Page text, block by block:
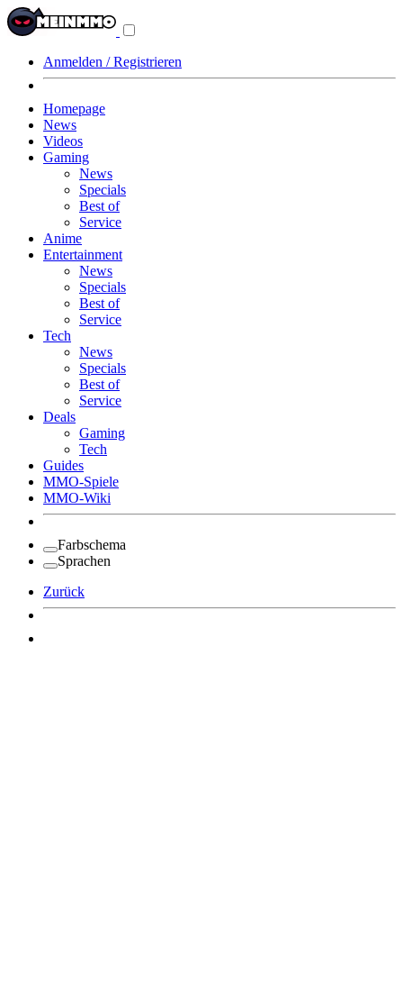
Anmelden / Registrieren
Homepage
News
Videos
Gaming
News
Specials
Best of
Service
Anime
Entertainment
News
Specials
Best of
Service
Tech
News
Specials
Best of
Service
Deals
Gaming
Tech
Guides
MMO-Spiele
MMO-Wiki
Farbschema
Sprachen
Zurück